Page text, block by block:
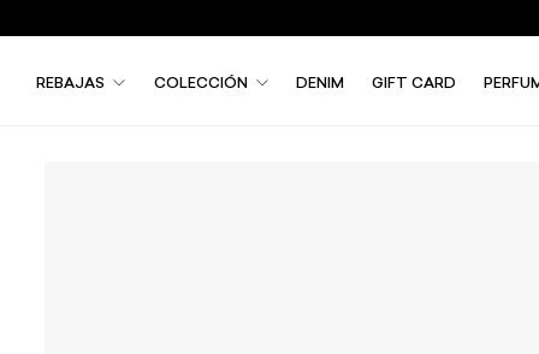
REBAJAS COLECCIÓN DENIM GIFT CARD